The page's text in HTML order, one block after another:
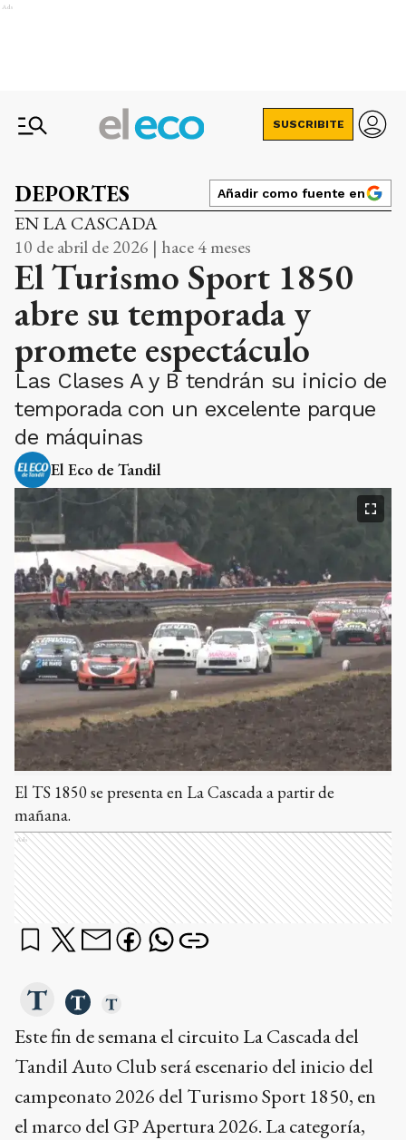
Ads
SUSCRIBITE
DEPORTES Añadir como fuente en
EN LA CASCADA
10 de abril de 2026 | hace 4 meses
El Turismo Sport 1850
abre su temporada y
promete espectáculo
Las Clases A y B tendrán su inicio de
temporada con un excelente parque
de máquinas
El Eco de Tandil
El TS 1850 se presenta en La Cascada a partir de
mañana.
Ads
Este fin de semana el circuito La Cascada del
Tandil Auto Club será escenario del inicio del
campeonato 2026 del Turismo Sport 1850, en
el marco del GP Apertura 2026. La categoría,